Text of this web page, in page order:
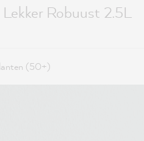
Lekker Robuust 2.5L
(50+)